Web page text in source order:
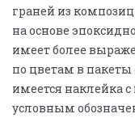
граней из
на основе
имеет более
по цветам в пакеты
имеется наклейка
условным